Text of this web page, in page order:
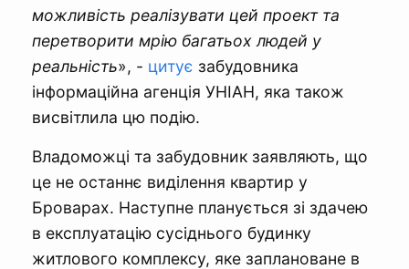
можливість реалізувати цей проект та
перетворити мрію багатьох людей у
реальність», - цитує забудовника
інформаційна агенція УНІАН, яка також
висвітлила цю подію.
Владоможці та забудовник заявляють, що
це не останнє виділення квартир у
Броварах. Наступне планується зі здачею
в експлуатацію сусіднього будинку
житлового комплексу, яке заплановане в